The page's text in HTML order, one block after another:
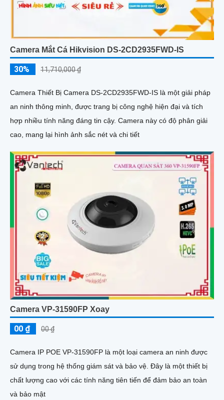
Camera Mắt Cá Hikvision DS-2CD2935FWD-IS
30% 11,710,000 ₫
Camera Thiết Bị Camera DS-2CD2935FWD-IS là một giải pháp
an ninh thông minh, được trang bị công nghệ hiện đại và tích
hợp nhiều tính năng đáng tin cậy. Camera này có độ phân giải
cao, mang lại hình ảnh sắc nét và chi tiết
Camera VP-31590FP Xoay
00 ₫ 00 ₫
Camera IP POE VP-31590FP là một loại camera an ninh được
sử dụng trong hệ thống giám sát và bảo vệ. Đây là một thiết bị
chất lượng cao với các tính năng tiên tiến để đảm bảo an toàn
và bảo mật